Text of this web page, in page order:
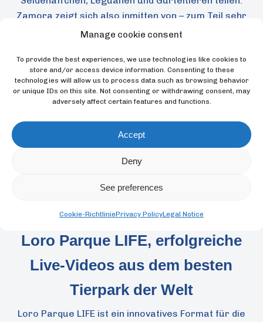
Manage cookie consent
To provide the best experiences, we use technologies like cookies to
store and/or access device information. Consenting to these
technologies will allow us to process data such as browsing behavior
or unique IDs on this site. Not consenting or withdrawing consent, may
adversely affect certain features and functions.
Accept
Deny
See preferences
Cookie-RichtliniePrivacy PolicyLegal Notice
Zamora zeigt sich also inmitten von – zum Teil sehr
neugierigen – Tieren und in einer naturnahen
denen diese Arten in freier Wildbahn leben.
Loro Parque LIFE, erfolgreiche
Live-Videos aus dem besten
Tierpark der Welt
Loro Parque LIFE ist ein innovatives Format für die